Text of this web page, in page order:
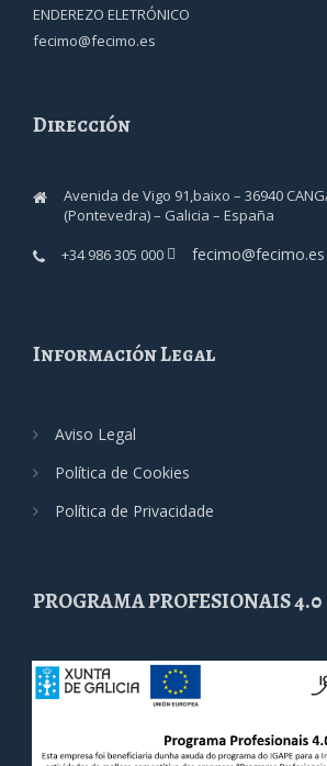
ENDEREZO ELETRÓNICO
fecimo@fecimo.es
Dirección
Avenida de Vigo 91,baixo – 36940
(Pontevedra) – Galicia – España
+34 986 305 000
fecimo@fecimo.es
Información Legal
Aviso Legal
Política de Cookies
Política de Privacidade
PROGRAMA PROFESIONAIS 4.0